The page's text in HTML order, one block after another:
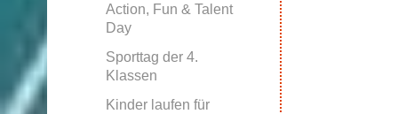
Action, Fun & Talent
Day
Sporttag der 4.
Klassen
Kinder laufen für